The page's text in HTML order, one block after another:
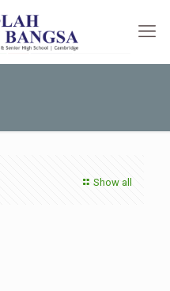
Show all